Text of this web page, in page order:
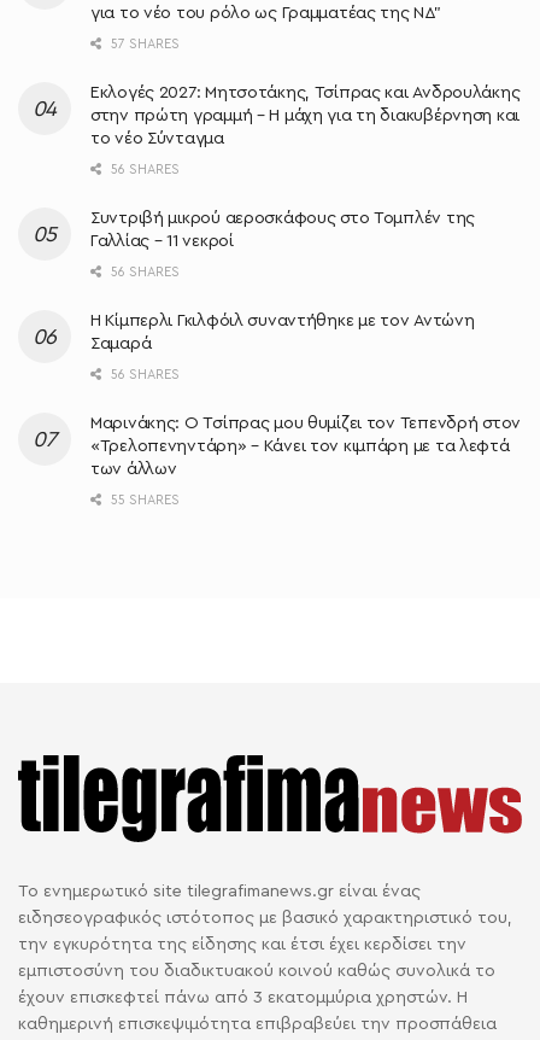
για το νέο του ρόλο ως Γραμματέας της ΝΔ”
57 SHARES
Εκλογές 2027: Μητσοτάκης, Τσίπρας και Ανδρουλάκης
στην πρώτη γραμμή – Η μάχη για τη διακυβέρνηση και
το νέο Σύνταγμα
56 SHARES
Συντριβή μικρού αεροσκάφους στο Τομπλέν της
Γαλλίας – 11 νεκροί
56 SHARES
Η Κίμπερλι Γκιλφόιλ συναντήθηκε με τον Αντώνη
Σαμαρά
56 SHARES
Μαρινάκης: Ο Τσίπρας μου θυμίζει τον Τεπενδρή στον
«Τρελοπενηντάρη» – Κάνει τον κιμπάρη με τα λεφτά
των άλλων
55 SHARES
Το ενημερωτικό site tilegrafimanews.gr είναι ένας
ειδησεογραφικός ιστότοπος με βασικό χαρακτηριστικό του,
την εγκυρότητα της είδησης και έτσι έχει κερδίσει την
εμπιστοσύνη του διαδικτυακού κοινού καθώς συνολικά το
έχουν επισκεφτεί πάνω από 3 εκατομμύρια χρηστών. Η
καθημερινή επισκεψιμότητα επιβραβεύει την προσπάθεια